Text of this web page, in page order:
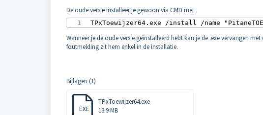
De oude versie installeer je gewoon via CMD met
TPxToewijzer64.exe /install /name
Wanneer je de oude versie geïnstalleerd hebt kan je de .exe vervangen
foutmelding zit hem enkel in de installatie.
Bijlagen (1)
EXE
TPxToewijzer64.exe
13.9 MB